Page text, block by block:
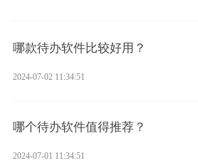
哪款待办软件比较好用？
2024-07-02 11:34:51
哪个待办软件值得推荐？
2024-07-01 11:34:51